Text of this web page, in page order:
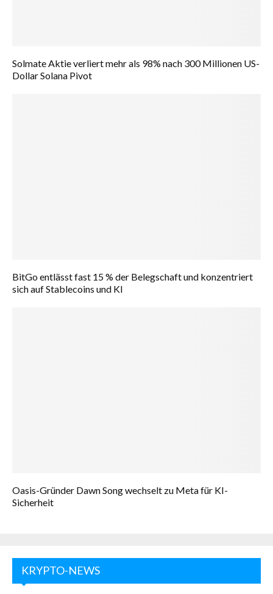
Solmate Aktie verliert mehr als 98% nach 300 Millionen US-
Dollar Solana Pivot
BitGo entlässt fast 15 % der Belegschaft und konzentriert
sich auf Stablecoins und KI
Oasis-Gründer Dawn Song wechselt zu Meta für KI-
Sicherheit
KRYPTO-NEWS